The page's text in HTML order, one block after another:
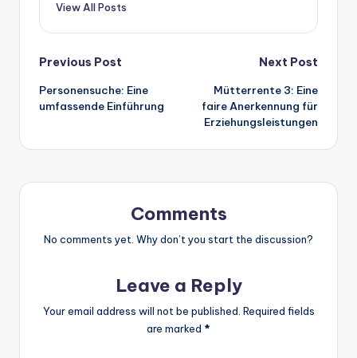
View All Posts
Post
navigation
Previous Post
Personensuche: Eine
umfassende Einführung
Next Post
Mütterrente 3: Eine
faire Anerkennung für
Erziehungsleistungen
Comments
No comments yet. Why don’t you start the discussion?
Leave a Reply
Your email address will not be published. Required fields
are marked *